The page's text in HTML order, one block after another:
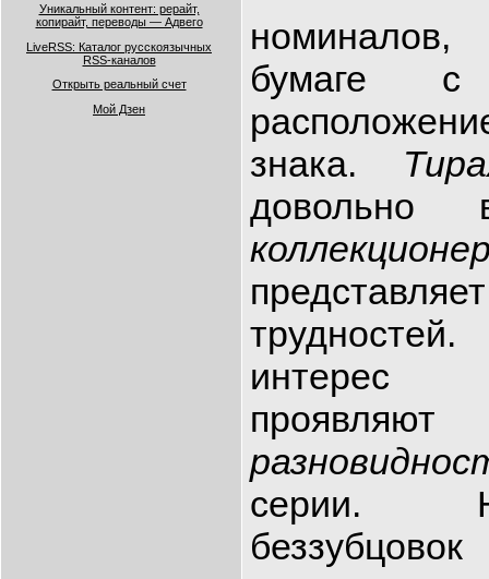
Уникальный контент: рерайт,
копирайт, переводы — Адвего
LiveRSS: Каталог русскоязычных
RSS-каналов
Открыть реальный счет
Мой Дзен
номиналов,
бумаге с
знака.
серии.